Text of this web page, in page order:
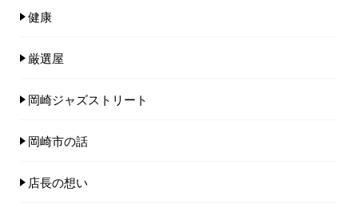
健康
厳選屋
岡崎ジャズストリート
岡崎市の話
店長の想い